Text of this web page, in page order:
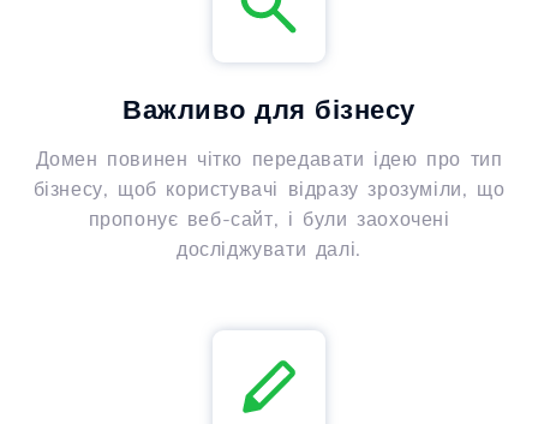
Важливо для бізнесу
Домен повинен чітко передавати ідею про тип
бізнесу, щоб користувачі відразу зрозуміли, що
пропонує веб-сайт, і були заохочені
досліджувати далі.